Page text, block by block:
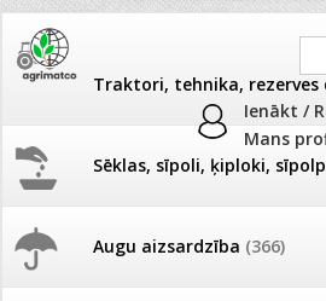
Ienākt /
Mans
Traktori, tehnika, rezerves
Sēklas, sīpoli, ķiploki,
Augu aizsardzība (366)
JAUNUMI
Pašlasīšanas vietu katalogs
Auklas, lentes